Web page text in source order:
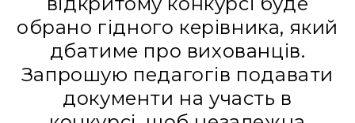
обрано гідного керівника, який
дбатиме про вихованців.
Запрошую педагогів подавати
документи на участь в